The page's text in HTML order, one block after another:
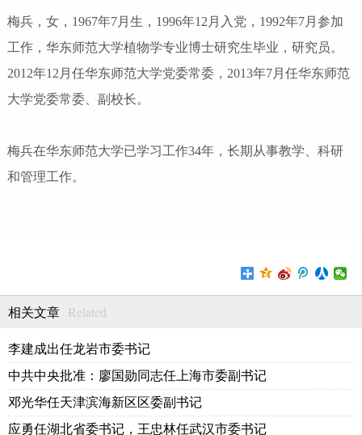
梅兵，女，1967年7月生，1996年12月入党，1992年7月参加
工作，华东师范大学植物学专业博士研究生毕业，研究员。
2012年12月任华东师范大学党委常委，2013年7月任华东师范
大学党委常委、副校长。
梅兵在华东师范大学已学习工作34年，长期从事教学、科研
和管理工作。
相关文章 Related
李建成出任龙岩市委书记
中共中央批准：廖国勋同志任上海市委副书记
邓光华任天津滨海新区区委副书记
应勇任湖北省委书记，王忠林任武汉市委书记